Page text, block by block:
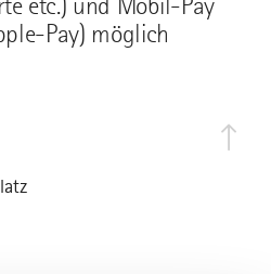
etc.) und Mobil-Pay
Pay) möglich